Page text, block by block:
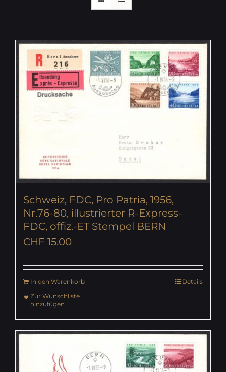
Schweiz, FDC, Pro Patria, 1956,
Nr.76-80, illustrierter R-Express-
FDC, offiz.-ET Stempel BERN
CHF 15.00
In den Warenkorb
Details
Zur Wunschliste
hinzufügen